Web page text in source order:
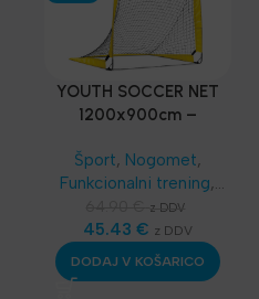
YOUTH SOCCER NET
1200x900cm –
Šport, Nogomet,
Funkcionalni trening,
SKLZ Funkcionalni
trening,Najnovejša
oprema
z DDV
45.43 € z DDV
DODAJ V KOŠARICO